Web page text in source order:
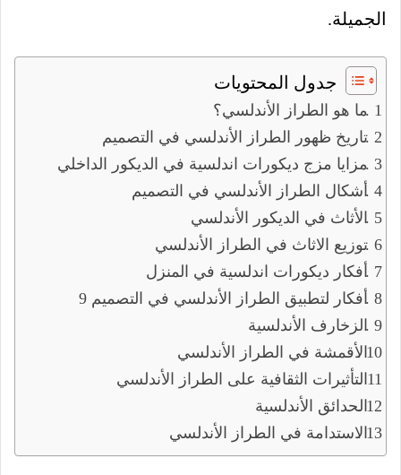
الجميلة.
جدول المحتويات
ما هو الطراز الأندلسي؟
تاريخ ظهور الطراز الأندلسي في التصميم
مزايا مزج ديكورات اندلسية في الديكور الداخلي
أشكال الطراز الأندلسي في التصميم
الأثاث في الديكور الأندلسي
توزيع الاثاث في الطراز الأندلسي
أفكار ديكورات اندلسية في المنزل
9 أفكار لتطبيق الطراز الأندلسي في التصميم
الزخارف الأندلسية
الأقمشة في الطراز الأندلسي
التأثيرات الثقافية على الطراز الأندلسي
الحدائق الأندلسية
الاستدامة في الطراز الأندلسي